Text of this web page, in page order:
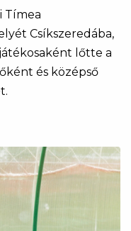
Tímea
Csíkszeredába,
lőtte a
és középső